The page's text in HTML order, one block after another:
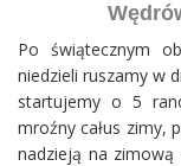
Po świątecznym
niedzieli ruszamy w
startujemy o 5
mroźny całus zimy,
nadzieją na